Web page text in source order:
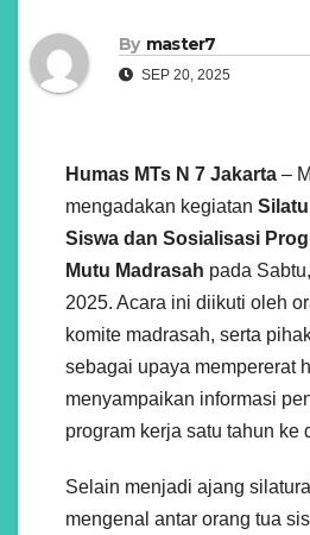
By master7
SEP 20, 2025
Humas MTs N 7 Jakarta –
mengadakan kegiatan
Siswa dan Sosialisasi
Mutu Madrasah pada
2025. Acara ini diikuti oleh
komite madrasah, serta
sebagai upaya mempererat
menyampaikan informasi
program kerja satu tahun ke
Selain menjadi ajang
mengenal antar orang tua